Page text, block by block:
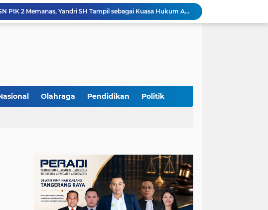
Yandri SH Pimpin Perjuangan Hukum APDESI di Sidang PSN PIK 2, Soroti Kepastian Hukum
Yandri SH Resmi Kawal APDESI dalam Sidang Gugatan PSN PIK 2 di Pengadilan Negeri Jakarta Pusat
Yandri SH Kawal APDESI di Gugatan PSN PIK 2, Tegaskan Komitmen pada Supremasi Hukum
Olahraga Pendidikan Politik